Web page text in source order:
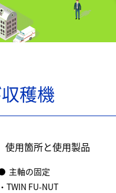
穫機
使用箇所と使用製品
主軸の固定
・TWIN FU-NUT